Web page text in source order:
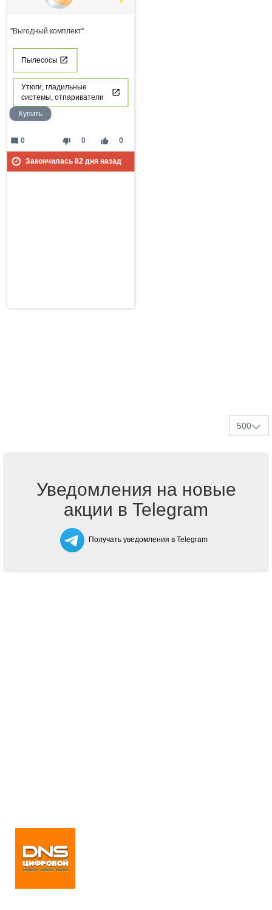
"Выгодный комплект"
Пылесосы
Утюги, гладильные
системы, отпариватели
Купить
thumb_down 0 thumb_up 0
mode_comment 0
Закончилась 82дня назад
500
Уведомления на новые
акции в Telegram
Получать уведомления в Telegram